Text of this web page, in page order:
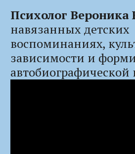
Психолог Вероника
навязанных детских
воспоминаниях,
зависимости и